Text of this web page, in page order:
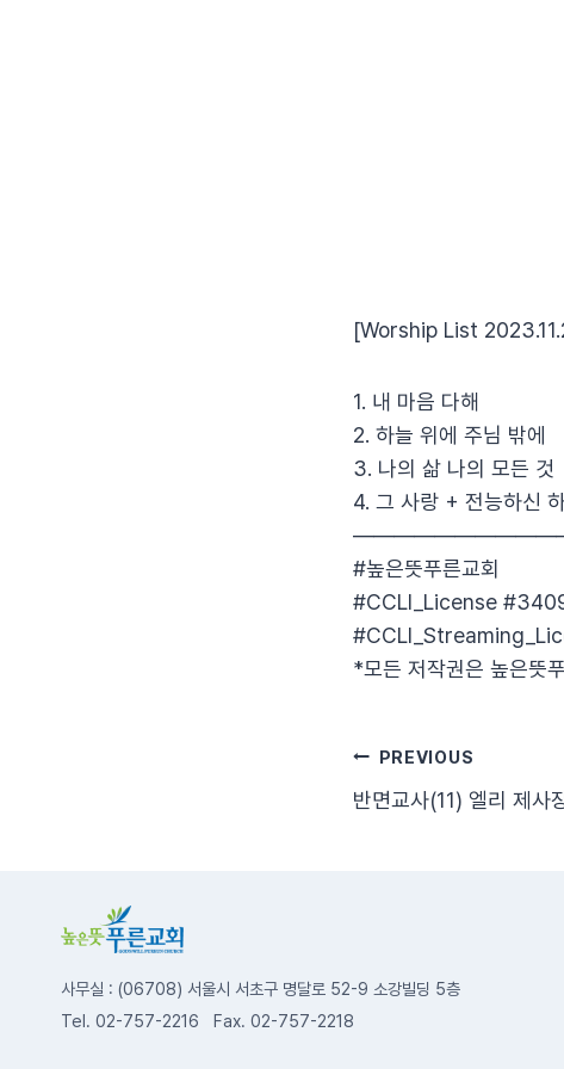
[Worship List
1. 내 마음 다해
2. 하늘 위에 주님 밖에
3. 나의 삶 나의 모든 것
4. 그 사랑 + 전능하신
#높은뜻푸른교회
#CCLI_License
*모든 저작권은 높은뜻
글PREVIOUS
반면교사(11) 엘리 제사
사무실 : (06708) 서울시 서초구 명달로 52-9 소강빌딩 5층
Tel. 02-757-2216 Fax. 02-757-2218